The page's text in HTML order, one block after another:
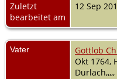
Zuletzt
bearbeitet am
12 Sep
Vater Gottlob
Okt 1764,
Durlach,,,,,